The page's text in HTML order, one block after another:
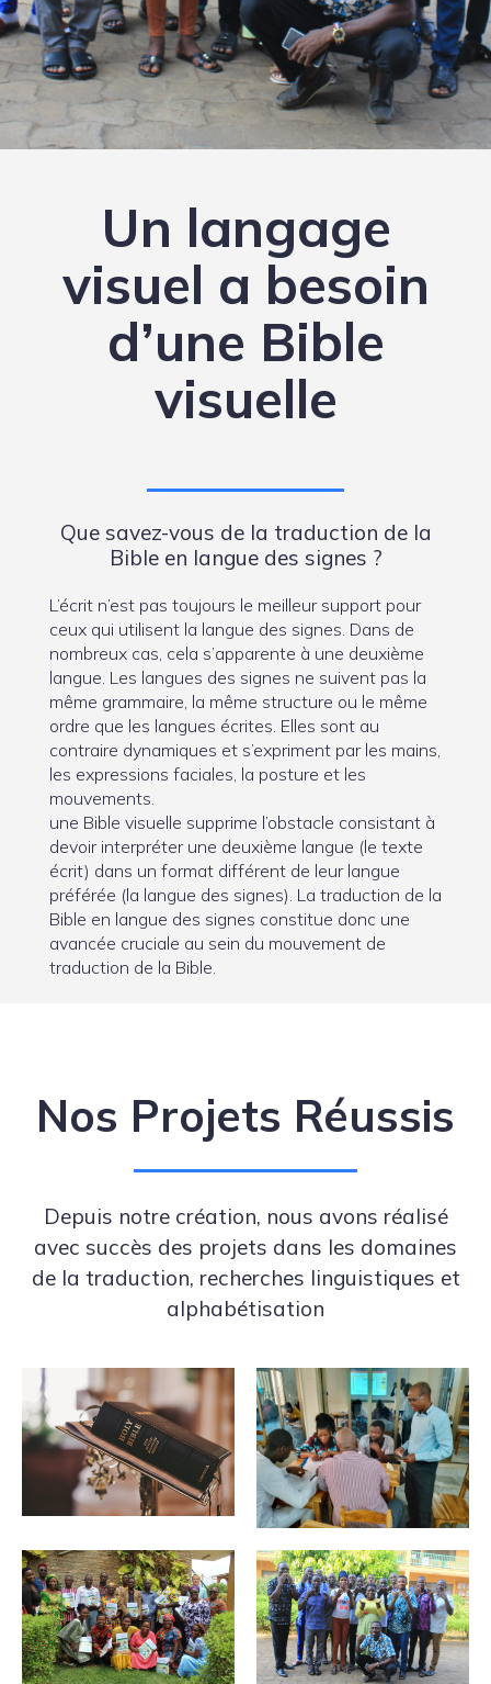
Un langage
visuel a besoin
d’une Bible
visuelle
Que savez-vous de la traduction de la
Bible en langue des signes ?
L’écrit n’est pas toujours le meilleur support pour
ceux qui utilisent la langue des signes. Dans de
nombreux cas, cela s’apparente à une deuxième
langue. Les langues des signes ne suivent pas la
même grammaire, la même structure ou le même
ordre que les langues écrites. Elles sont au
contraire dynamiques et s’expriment par les mains,
les expressions faciales, la posture et les
mouvements.
une Bible visuelle supprime l’obstacle consistant à
devoir interpréter une deuxième langue (le texte
écrit) dans un format différent de leur langue
préférée (la langue des signes). La traduction de la
Bible en langue des signes constitue donc une
avancée cruciale au sein du mouvement de
traduction de la Bible.
Nos Projets Réussis
Depuis notre création, nous avons réalisé
avec succès des projets dans les domaines
de la traduction, recherches linguistiques et
alphabétisation